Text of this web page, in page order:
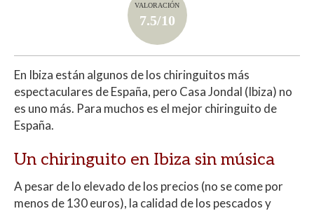
VALORACIÓN
7.5/10
En Ibiza están algunos de los chiringuitos más
espectaculares de España, pero Casa Jondal (Ibiza) no
es uno más. Para muchos es el mejor chiringuito de
España.
Un chiringuito en Ibiza sin música
A pesar de lo elevado de los precios (no se come por
menos de 130 euros), la calidad de los pescados y